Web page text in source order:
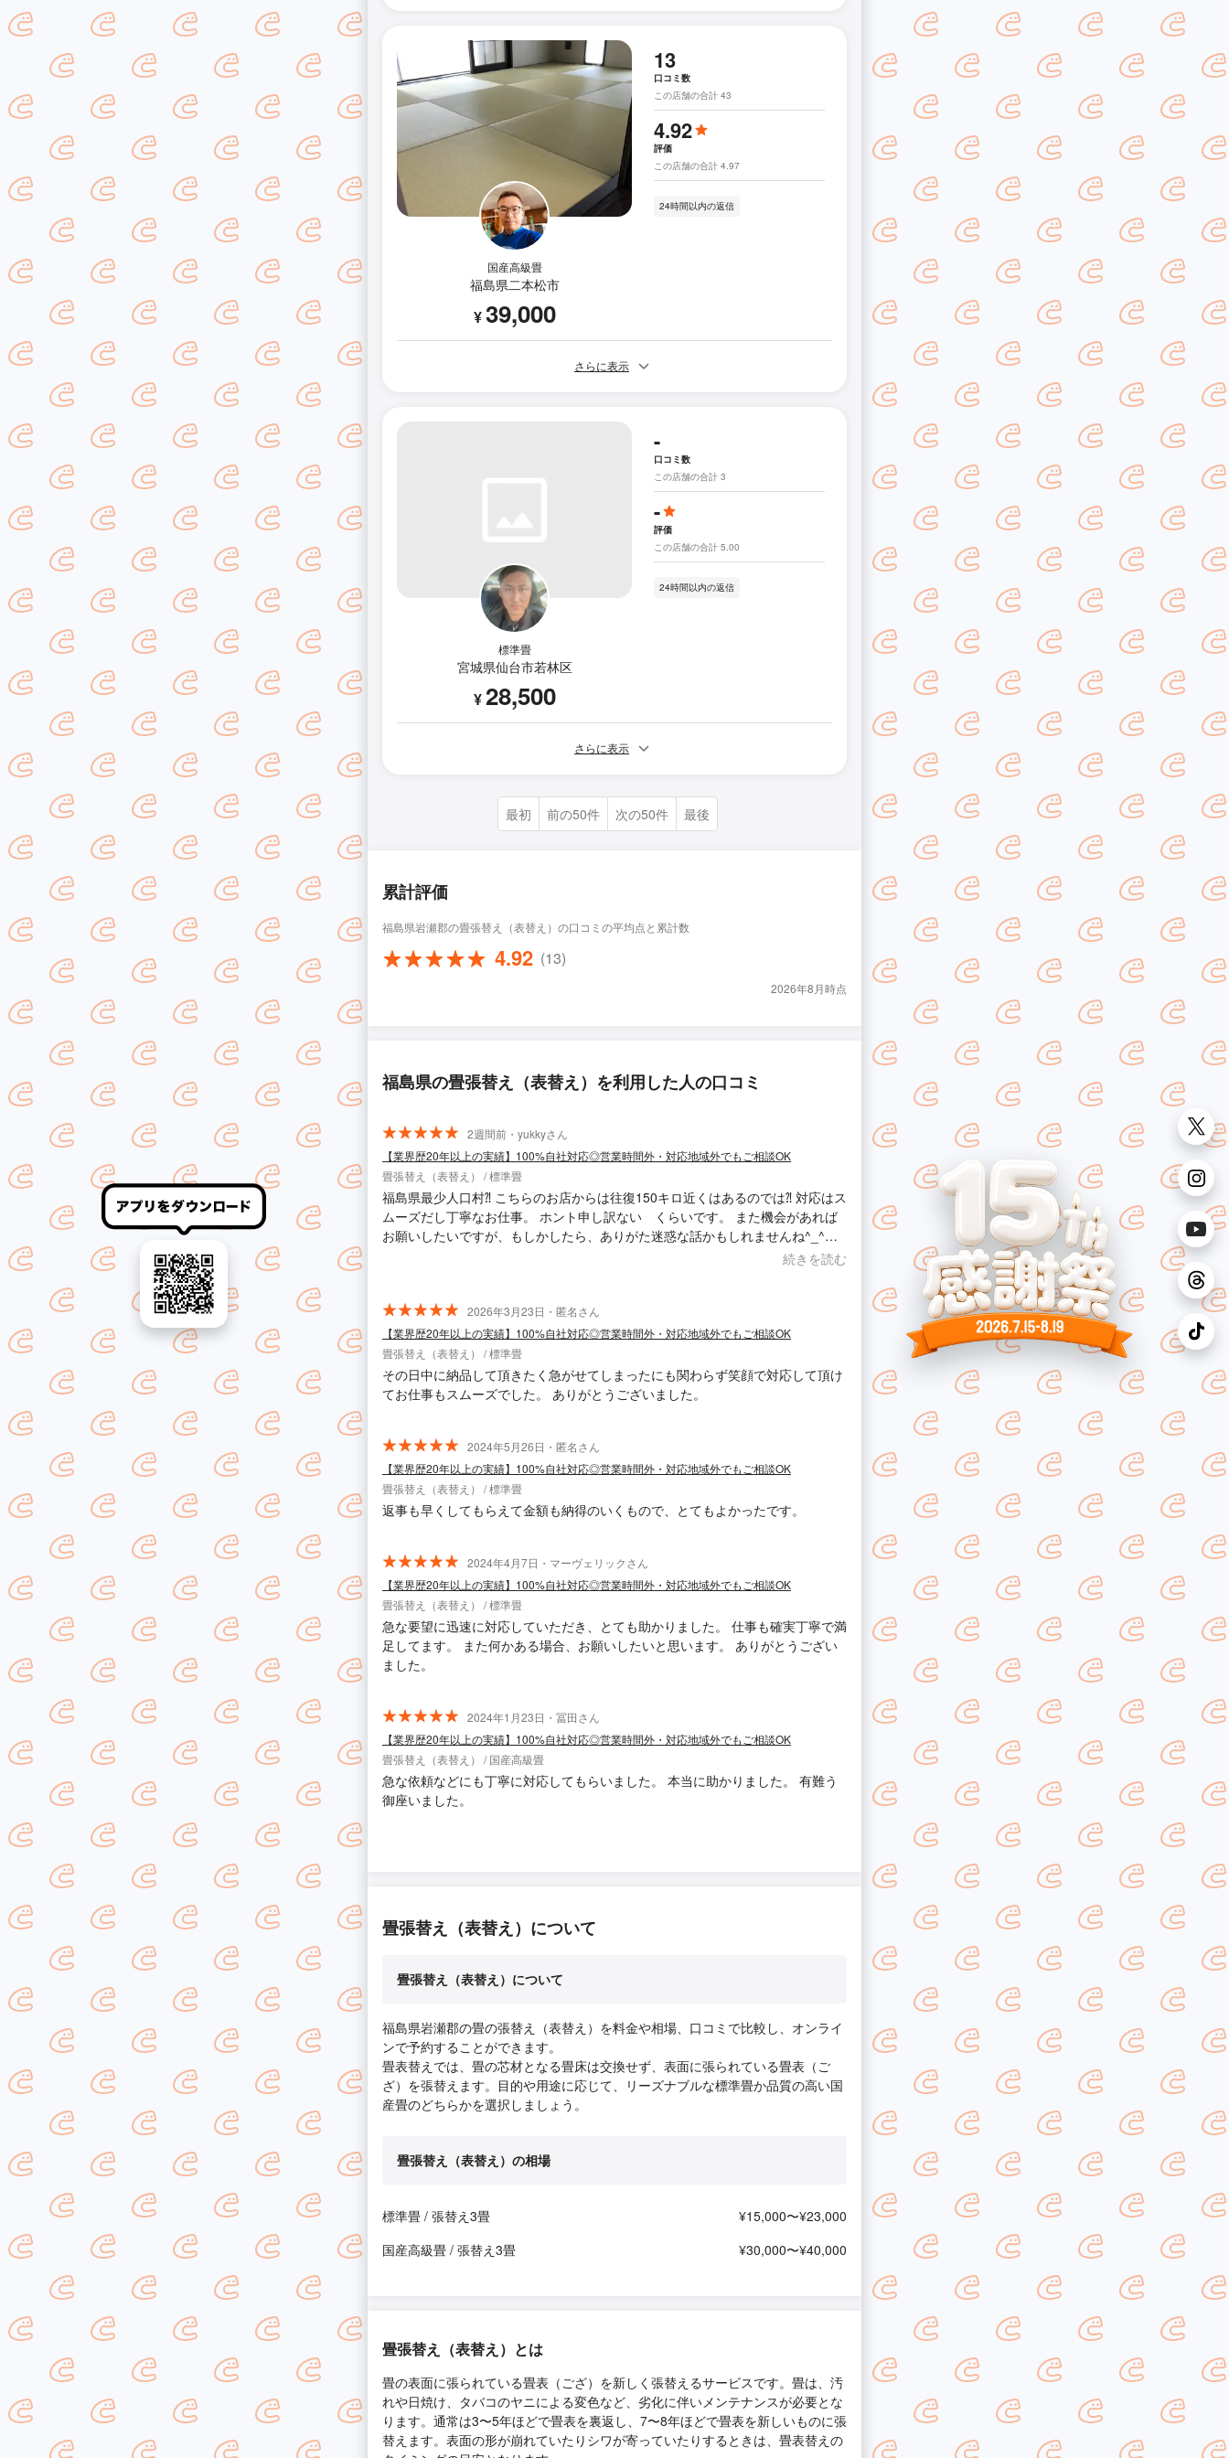
国産高級畳
福島県二本松市
¥39,000
13
口コミ数
この店舗の合計 43
4.92
評価
この店舗の合計 4.97
24時間以内の返信
さらに表示
標準畳
宮城県仙台市若林区
¥28,500
-
口コミ数
この店舗の合計 3
-
評価
この店舗の合計 5.00
24時間以内の返信
さらに表示
最初 前の50件 次の50件 最後
累計評価
福島県岩瀬郡の畳張替え（表替え）の口コミの平均点と累計数
4.92 (13)
2026年8月時点
福島県の畳張替え（表替え）を利用した人の口コミ
2週間前・yukkyさん
【業界歴20年以上の実績】100%自社対応◎営業時間外・対応地域外でもご相談OK
畳張替え（表替え） / 標準畳
福島県最少人口村⁈ こちらのお店からは往復150キロ近くはあるのでは⁈ 対応はス
ムーズだし丁寧なお仕事。 ホント申し訳ない くらいです。 また機会があれば
お願いしたいですが、もしかしたら、ありがた迷惑な話かもしれませんね^_^
続きを読む
2026年3月23日・匿名さん
【業界歴20年以上の実績】100%自社対応◎営業時間外・対応地域外でもご相談OK
畳張替え（表替え） / 標準畳
その日中に納品して頂きたく急がせてしまったにも関わらず笑顔で対応して頂け
てお仕事もスムーズでした。 ありがとうございました。
2024年5月26日・匿名さん
【業界歴20年以上の実績】100%自社対応◎営業時間外・対応地域外でもご相談OK
畳張替え（表替え） / 標準畳
返事も早くしてもらえて金額も納得のいくもので、とてもよかったです。
2024年4月7日・マーヴェリックさん
【業界歴20年以上の実績】100%自社対応◎営業時間外・対応地域外でもご相談OK
畳張替え（表替え） / 標準畳
急な要望に迅速に対応していただき、とても助かりました。 仕事も確実丁寧で満
足してます。 また何かある場合、お願いしたいと思います。 ありがとうござい
ました。
2024年1月23日・冨田さん
【業界歴20年以上の実績】100%自社対応◎営業時間外・対応地域外でもご相談OK
畳張替え（表替え） / 国産高級畳
急な依頼などにも丁寧に対応してもらいました。 本当に助かりました。 有難う
御座いました。
畳張替え（表替え）について
畳張替え（表替え）について
福島県岩瀬郡の畳の張替え（表替え）を料金や相場、口コミで比較し、オンライ
ンで予約することができます。
畳表替えでは、畳の芯材となる畳床は交換せず、表面に張られている畳表（ご
ざ）を張替えます。目的や用途に応じて、リーズナブルな標準畳か品質の高い国
産畳のどちらかを選択しましょう。
畳張替え（表替え）の相場
標準畳 / 張替え3畳
¥15,000〜¥23,000
国産高級畳 / 張替え3畳
¥30,000〜¥40,000
畳張替え（表替え）とは
畳の表面に張られている畳表（ござ）を新しく張替えるサービスです。畳は、汚
れや日焼け、タバコのヤニによる変色など、劣化に伴いメンテナンスが必要とな
ります。通常は3〜5年ほどで畳表を裏返し、7〜8年ほどで畳表を新しいものに張
替えます。表面の形が崩れていたりシワが寄っていたりするときは、畳表替えの